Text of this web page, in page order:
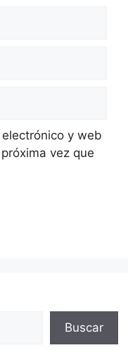
y web
vez que
Buscar